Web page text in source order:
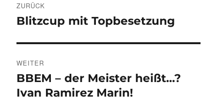
ZURÜCK
Vorheriger
Blitzcup mit Topbesetzung
WEITER
Nächster
Beitrag:
BBEM – der Meister heißt…?
Ivan Ramirez Marin!